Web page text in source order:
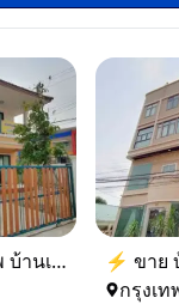
บ้านเฟื่องสุขลำโพ บ้านเดี่ยวสร้างใหม่ บางบัวทอง
กรุงเท